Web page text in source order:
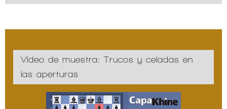
Vídeo de muestra: Trucos y celadas en
las aperturas